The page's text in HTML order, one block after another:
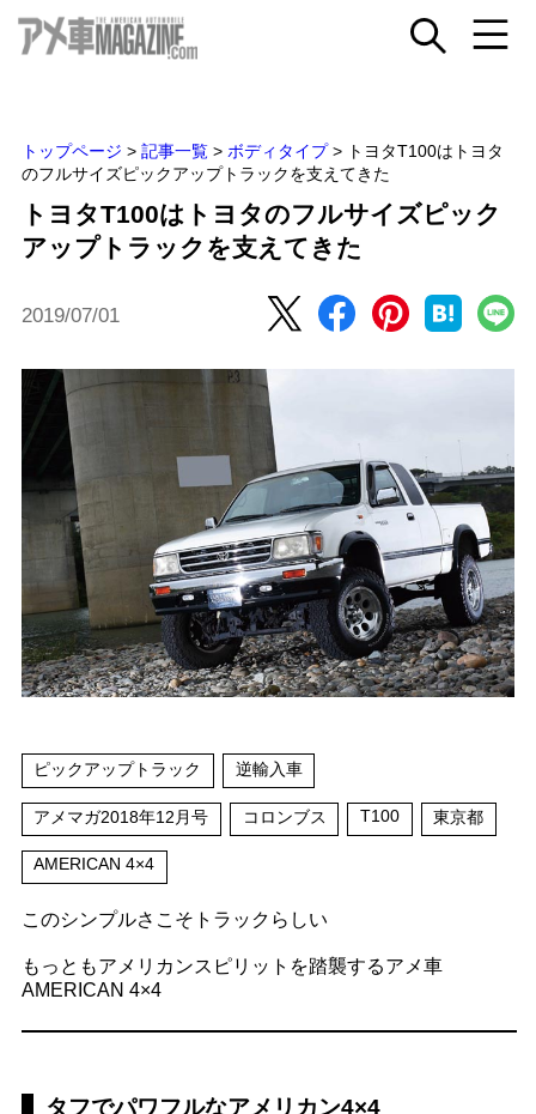
トップページ > 記事一覧 > ボディタイプ > トヨタT100はトヨタ
のフルサイズピックアップトラックを支えてきた
トヨタT100はトヨタのフルサイズピック
アップトラックを支えてきた
2019/07/01
ピックアップトラック 逆輸入車
アメマガ2018年12月号 コロンブス T100 東京都
AMERICAN 4×4
このシンプルさこそトラックらしい
もっともアメリカンスピリットを踏襲するアメ車
AMERICAN 4×4
タフでパワフルなアメリカン4×4